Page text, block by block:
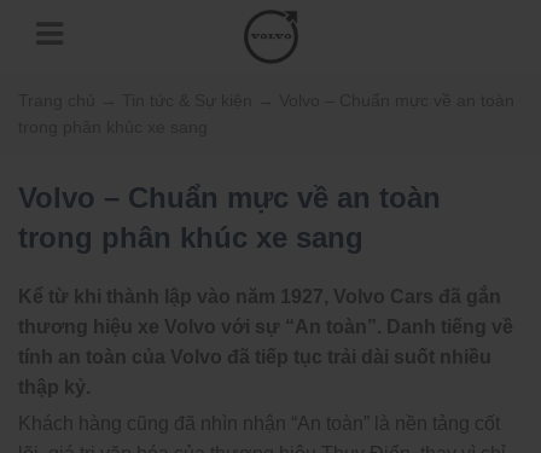
Volvo – Chuẩn mực về an toàn
trong phân khúc xe sang
Kể từ khi thành lập vào năm 1927, Volvo Cars đã gắn
thương hiệu xe Volvo với sự “An toàn”. Danh tiếng về
tính an toàn của Volvo đã tiếp tục trải dài suốt nhiều
thập kỷ.
Khách hàng cũng đã nhìn nhận “An toàn” là nền tảng cốt